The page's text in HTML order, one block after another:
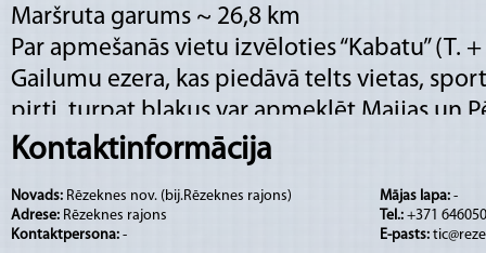
Maršruta garums ~ 26,8 km
Par apmešanās vietu izvēloties “Kabatu” (T.
Gailumu ezera, kas piedāvā telts vietas,
pirti, turpat blakus var apmeklēt Maijas un
26606602) sētu, lai izzinātu kā top
nedaudz no floristikas mākslas. Tālāk ceļš
kuras cēlušies daudzi ievērojami Latvijas
darbinieki. Katru Rogovkas ciemiņu sagaida
Kontaktinformācija
Novads: Rēzeknes nov. (bij.Rēzeknes rajons)
Adrese: Rēzeknes rajons
Kontaktpersona: -
Mājas lapa: -
Tel.: +371
E-pasts: